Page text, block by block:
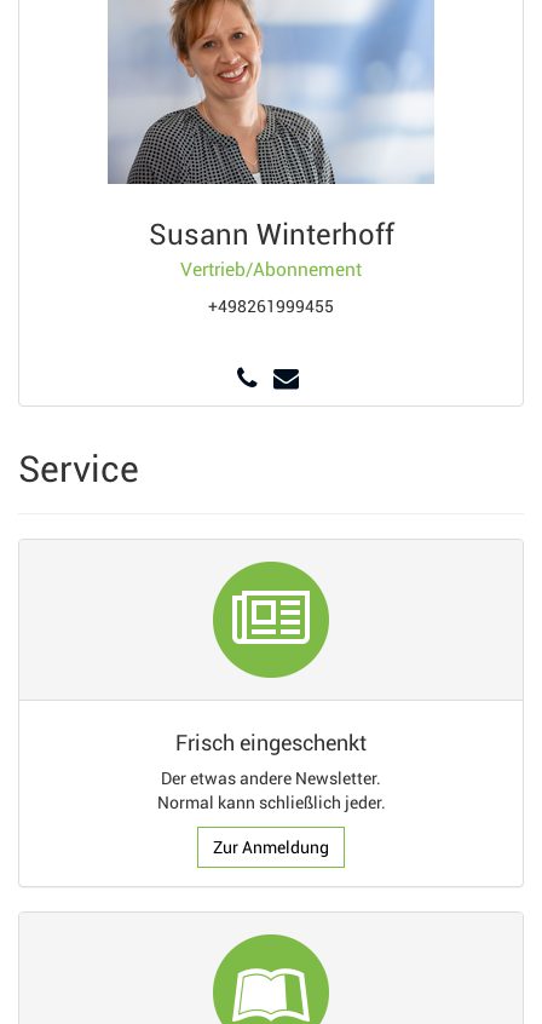
Susann Winterhoff
Vertrieb/Abonnement
+498261999455
Service
Frisch eingeschenkt
Der etwas andere Newsletter.
Normal kann schließlich jeder.
Zur Anmeldung